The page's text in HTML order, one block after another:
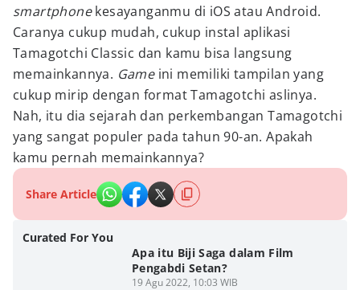
smartphonekesayanganmu di iOS atau Android.
Caranya cukup mudah, cukup instal aplikasi
Tamagotchi Classic dan kamu bisa langsung
memainkannya. Game ini memiliki tampilan yang
cukup mirip dengan format Tamagotchi aslinya.
Nah, itu dia sejarah dan perkembangan Tamagotchi
yang sangat populer pada tahun 90-an. Apakah
kamu pernah memainkannya?
Share Article
Curated For You
Apa itu Biji Saga dalam Film
Pengabdi Setan?
19 Agu 2022, 10:03 WIB